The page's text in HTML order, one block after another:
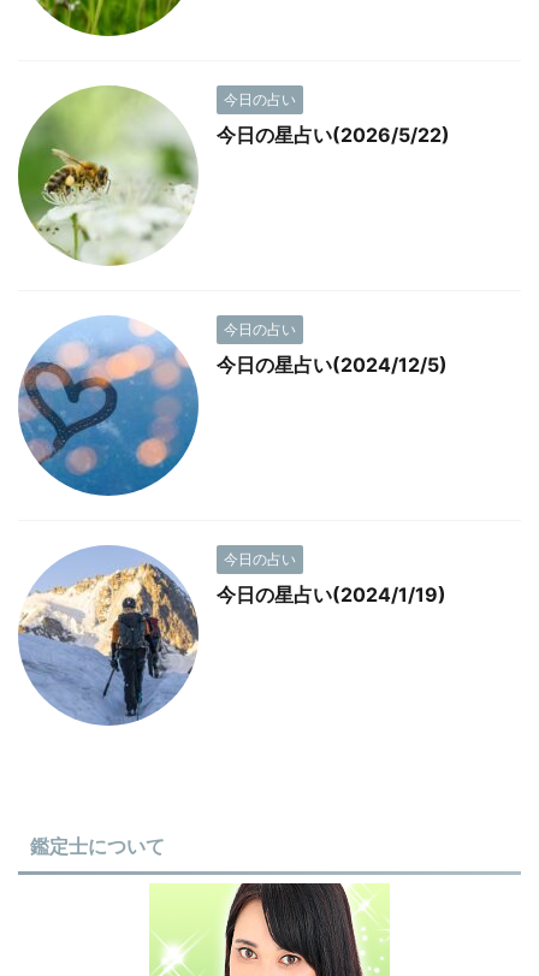
今日の占い
今日の星占い(2026/5/22)
今日の占い
今日の星占い(2024/12/5)
今日の占い
今日の星占い(2024/1/19)
鑑定士について